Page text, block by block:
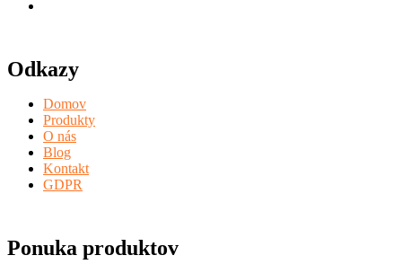
Odkazy
Domov
Produkty
O nás
Blog
Kontakt
GDPR
Ponuka produktov